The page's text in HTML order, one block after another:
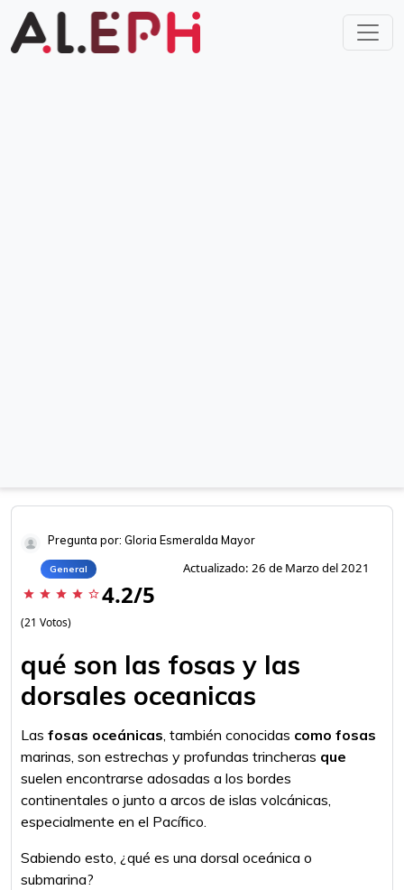
Pregunta por: Gloria Esmeralda Mayor
General Actualizado: 26 de Marzo del 2021
star star star star star_border 4.2/5
(21 Votos)
qué son las fosas y las
dorsales oceanicas
Las fosas oceánicas, también conocidas como fosas
marinas, son estrechas y profundas trincheras que
suelen encontrarse adosadas a los bordes
continentales o junto a arcos de islas volcánicas,
especialmente en el Pacífico.
Sabiendo esto, ¿qué es una dorsal oceánica o
submarina?